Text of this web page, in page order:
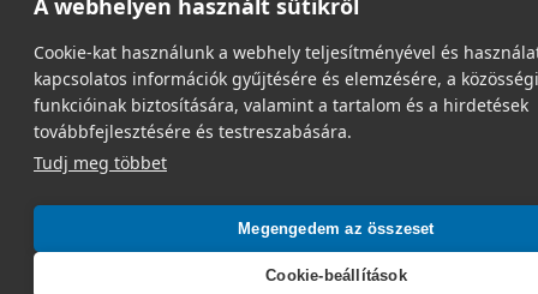
A webhelyen használt sütikről
Cookie-kat használunk a webhely teljesítményével és
kapcsolatos információk gyűjtésére és elemzésére, a
funkcióinak biztosítására, valamint a tartalom és a hirdetések
továbbfejlesztésére és testreszabására.
Tudj meg többet
Megengedem az összeset
Cookie-beállítások